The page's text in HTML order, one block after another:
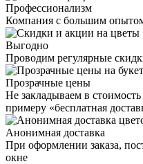
Профессионализм
Компания с большим
Выгодно
Проводим регулярные
Прозрачные цены
Не закладываем в
примеру «бесплатная
Анонимная доставка
При оформлении заказа,
окне